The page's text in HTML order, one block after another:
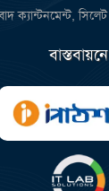
ক্যান্টনমেন্ট, সিলেট
বাস্তবায়নে